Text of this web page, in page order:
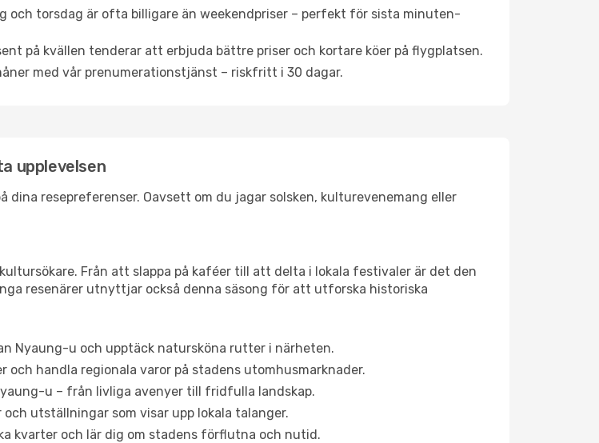
och torsdag är ofta billigare än weekendpriser – perfekt för sista minuten-
på kvällen tenderar att erbjuda bättre priser och kortare köer på flygplatsen.
med vår prenumerationstjänst – riskfritt i 30 dagar.
upplevelsen
resepreferenser. Oavsett om du jagar solsken, kulturevenemang eller
Från att slappa på kaféer till att delta i lokala festivaler är det den
resenärer utnyttjar också denna säsong för att utforska historiska
Nyaung-u och upptäck natursköna rutter i närheten.
och handla regionala varor på stadens utomhusmarknader.
u – från livliga avenyer till fridfulla landskap.
utställningar som visar upp lokala talanger.
kvarter och lär dig om stadens förflutna och nutid.